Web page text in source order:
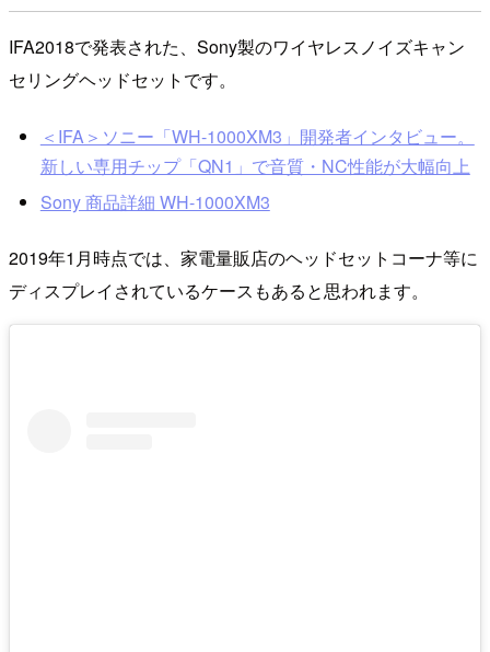
IFA2018で発表された、Sony製のワイヤレスノイズキャン
セリングヘッドセットです。
＜IFA＞ソニー「WH-1000XM3」開発者インタビュー。
新しい専用チップ「QN1」で音質・NC性能が大幅向上
Sony 商品詳細 WH-1000XM3
2019年1月時点では、家電量販店のヘッドセットコーナ等に
ディスプレイされているケースもあると思われます。